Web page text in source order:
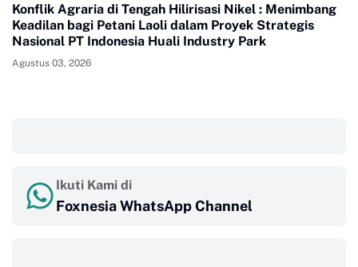
Konflik Agraria di Tengah Hilirisasi Nikel : Menimbang
Keadilan bagi Petani Laoli dalam Proyek Strategis
Nasional PT Indonesia Huali Industry Park
Agustus 03, 2026
Ikuti Kami di
Foxnesia WhatsApp Channel